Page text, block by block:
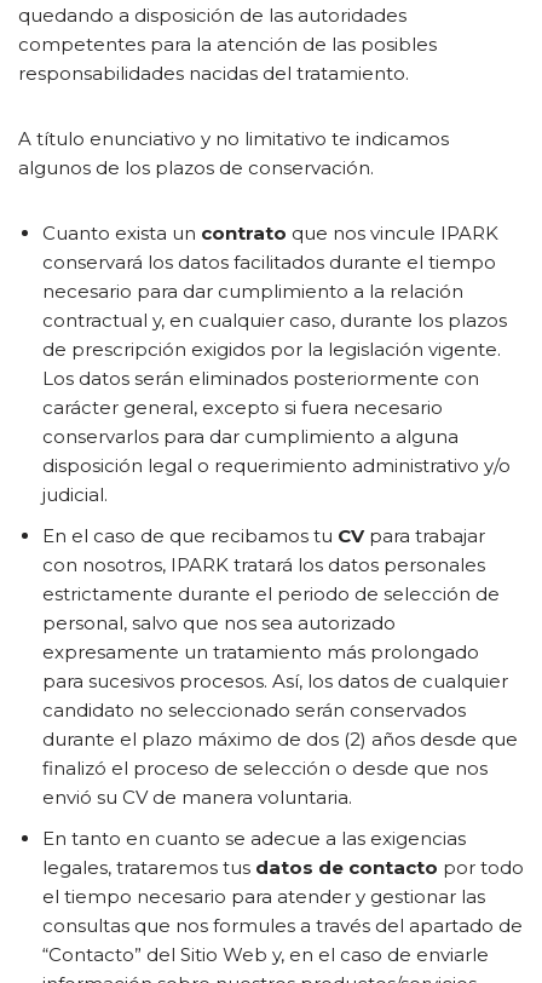
quedando a disposición de las autoridades
competentes para la atención de las posibles
responsabilidades nacidas del tratamiento.
A título enunciativo y no limitativo te indicamos
algunos de los plazos de conservación.
Cuanto exista un contrato que nos vincule IPARK
conservará los datos facilitados durante el tiempo
necesario para dar cumplimiento a la relación
contractual y, en cualquier caso, durante los plazos
de prescripción exigidos por la legislación vigente.
Los datos serán eliminados posteriormente con
carácter general, excepto si fuera necesario
conservarlos para dar cumplimiento a alguna
disposición legal o requerimiento administrativo y/o
judicial.
En el caso de que recibamos tu CVpara trabajar
con nosotros, IPARK tratará los datos personales
estrictamente durante el periodo de selección de
personal, salvo que nos sea autorizado
expresamente un tratamiento más prolongado
para sucesivos procesos. Así, los datos de cualquier
candidato no seleccionado serán conservados
durante el plazo máximo de dos (2) años desde que
finalizó el proceso de selección o desde que nos
envió su CV de manera voluntaria.
En tanto en cuanto se adecue a las exigencias
legales, trataremos tus datos de contacto por todo
el tiempo necesario para atender y gestionar las
consultas que nos formules a través del apartado de
“Contacto” del Sitio Web y, en el caso de enviarle